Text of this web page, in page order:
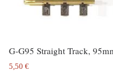
G-G95 Straight Track,
5,50 €